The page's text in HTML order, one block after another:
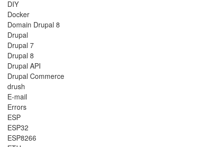
DIY
Docker
Domain Drupal 8
Drupal
Drupal 7
Drupal 8
Drupal API
Drupal Commerce
drush
E-mail
Errors
ESP
ESP32
ESP8266